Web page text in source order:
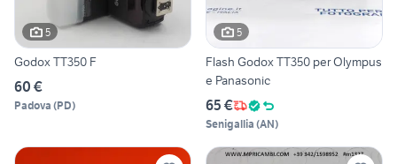
5
Godox TT350 F
60 €
Padova (PD)
5
Flash Godox TT350 per Olympus
e Panasonic
65 €
Senigallia (AN)